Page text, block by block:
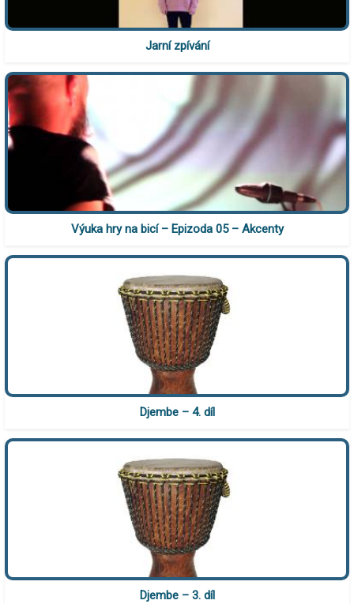
Jarní zpívání
Výuka hry na bicí – Epizoda 05 – Akcenty
Djembe – 4. díl
Djembe – 3. díl